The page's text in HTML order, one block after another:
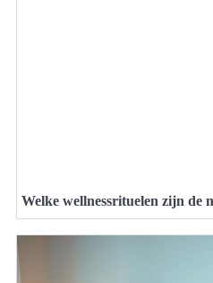
Welke wellnessrituelen zijn de